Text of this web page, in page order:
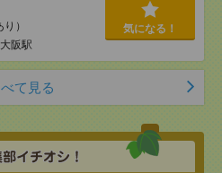
）
大阪駅
気になる！
て見る